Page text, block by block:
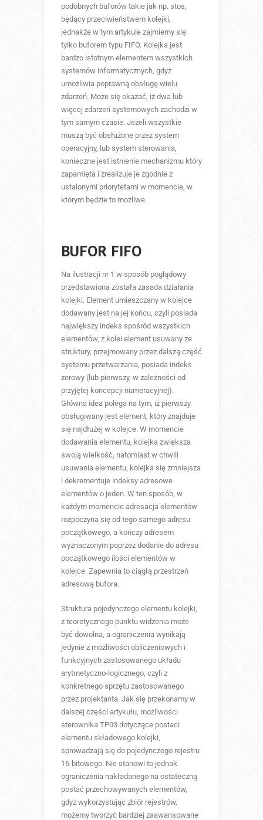
podobnych buforów takie jak np. stos,
będący przeciwieństwem kolejki,
jednakże w tym artykule zajmiemy się
tylko buforem typu FIFO. Kolejka jest
bardzo istotnym elementem wszystkich
systemów informatycznych, gdyż
umożliwia poprawną obsługę wielu
zdarzeń. Może się okazać, iż dwa lub
więcej zdarzeń systemowych zachodzi w
tym samym czasie. Jeżeli wszystkie
muszą być obsłużone przez system
operacyjny, lub system sterowania,
konieczne jest istnienie mechanizmu który
zapamięta i zrealizuje je zgodnie z
ustalonymi priorytetami w momencie, w
którym będzie to możliwe.
BUFOR FIFO
Na ilustracji nr 1 w sposób poglądowy
przedstawiona została zasada działania
kolejki. Element umieszczany w kolejce
dodawany jest na jej końcu, czyli posiada
największy indeks spośród wszystkich
elementów, z kolei element usuwany ze
struktury, przejmowany przez dalszą część
systemu przetwarzania, posiada indeks
zerowy (lub pierwszy, w zależności od
przyjętej koncepcji numeracyjnej).
Główna idea polega na tym, iż pierwszy
obsługiwany jest element, który znajduje
się najdłużej w kolejce. W momencie
dodawania elementu, kolejka zwiększa
swoją wielkość, natomiast w chwili
usuwania elementu, kolejka się zmniejsza
i dekrementuje indeksy adresowe
elementów o jeden. W ten sposób, w
każdym momencie adresacja elementów
rozpoczyna się od tego samego adresu
początkowego, a kończy adresem
wyznaczonym poprzez dodanie do adresu
początkowego ilości elementów w
kolejce. Zapewnia to ciągłą przestrzeń
adresową bufora.
Struktura pojedynczego elementu kolejki,
z teoretycznego punktu widzenia może
być dowolna, a ograniczenia wynikają
jedynie z możliwości obliczeniowych i
funkcyjnych zastosowanego układu
arytmetyczno-logicznego, czyli z
konkretnego sprzętu zastosowanego
przez projektanta. Jak się przekonamy w
dalszej części artykułu, możliwości
sterownika TP03 dotyczące postaci
elementu składowego kolejki,
sprowadzają się do pojedynczego rejestru
16-bitowego. Nie stanowi to jednak
ograniczenia nakładanego na ostateczną
postać przechowywanych elementów,
gdyż wykorzystując zbiór rejestrów,
możemy tworzyć bardziej zaawansowane